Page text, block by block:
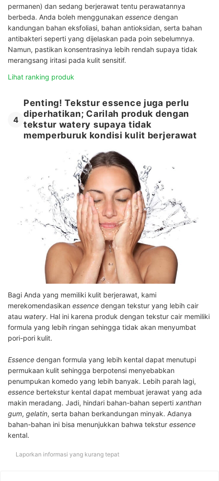
permanen) dan sedang berjerawat tentu perawatannya
berbeda. Anda boleh menggunakan essence dengan
kandungan bahan eksfoliasi, bahan antioksidan, serta bahan
antibakteri seperti yang dijelaskan pada poin sebelumnya.
Namun, pastikan konsentrasinya lebih rendah supaya tidak
merangsang iritasi pada kulit sensitif.
Lihat ranking produk
4
Penting! Tekstur essence juga perlu
diperhatikan; Carilah produk dengan
tekstur watery supaya tidak
memperburuk kondisi kulit berjerawat
Bagi Anda yang memiliki kulit berjerawat, kami
merekomendasikan essence dengan tekstur yang lebih cair
atau watery. Hal ini karena produk dengan tekstur cair memiliki
formula yang lebih ringan sehingga tidak akan menyumbat
pori-pori kulit.
Essence dengan formula yang lebih kental dapat menutupi
permukaan kulit sehingga berpotensi menyebabkan
penumpukan komedo yang lebih banyak. Lebih parah lagi,
essence bertekstur kental dapat membuat jerawat yang ada
makin meradang. Jadi, hindari bahan-bahan seperti xanthan
gum, gelatin, serta bahan berkandungan minyak. Adanya
bahan-bahan ini bisa menunjukkan bahwa tekstur essence
kental.
Laporkan informasi yang kurang tepat